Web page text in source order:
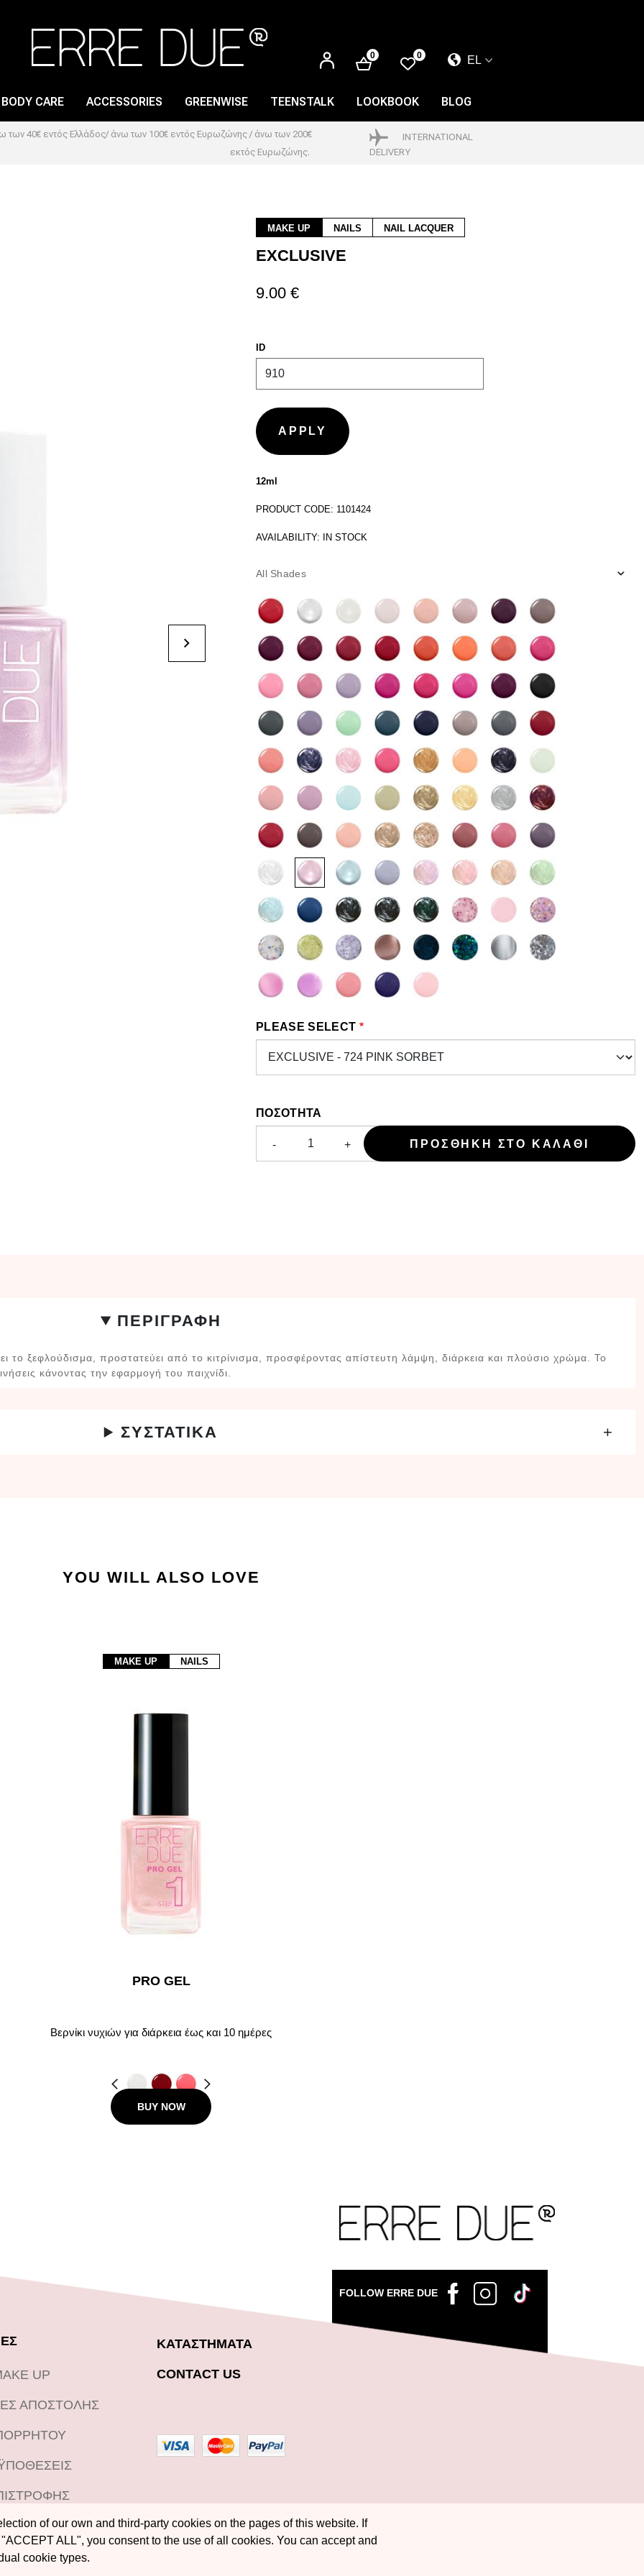
ΕΊΣΟΔΟΣ0 0
EL
EN
NAIL POLISH REMOVER
BODY CARE ACCESSORIES GREENWISE TEENSTALK LOOKBOOK BLOG
40€ εντός Ελλάδος/ άνω των 100€ εντός Ευρωζώνης / άνω των 200€
εκτός Ευρωζώνης.
INTERNATIONAL
DELIVERY
MAKE UP NAILS NAIL LACQUER
EXCLUSIVE
9.00 €
ID
12ml
PRODUCT CODE: 1101424
AVAILABILITY: IN STOCK
All Shades
PLEASE SELECT
ΠΟΣΌΤΗΤΑ
+
-
ΠΕΡΙΓΡΑΦΗ
το ξεφλούδισμα, προστατεύει από το κιτρίνισμα, προσφέροντας απίστευτη λάμψη, διάρκεια και πλούσιο χρώμα. Το
κάνοντας την εφαρμογή του παιχνίδι.
ΣΥΣΤΑΤΙΚΑ
YOU WILL ALSO LOVE
MAKE UP NAILS
PRO GEL
Βερνίκι νυχιών για διάρκεια έως και 10 ημέρες
Προηγούμενο Next
BUY NOW
FOLLOW ERRE DUE
UP
ΑΠΟΣΤΟΛΗΣ
ΚΑΤΑΣΤΗΜΑΤΑ
CONTACT US
of our own and third-party cookies on the pages of this website. If
ALL", you consent to the use of all cookies. You can accept and
cookie types.